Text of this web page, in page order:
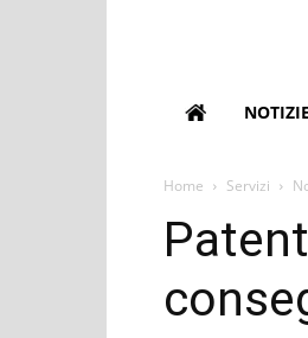
NOTIZIE
Home Servizi